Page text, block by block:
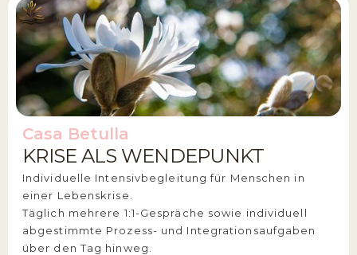
Casa Betulla
KRISE ALS WENDEPUNKT
Individuelle Intensivbegleitung für Menschen in
einer Lebenskrise.
Täglich mehrere 1:1-Gespräche sowie individuell
abgestimmte Prozess- und Integrationsaufgaben
über den Tag hinweg.